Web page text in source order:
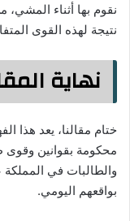
نقوم بها أثناء
نتيجة لهذه القوى
نهاية
ختام مقالنا، يعد هذا
محكومة بقوانين وقوى
والطالبات في المملكة
بواقعهم اليومي.